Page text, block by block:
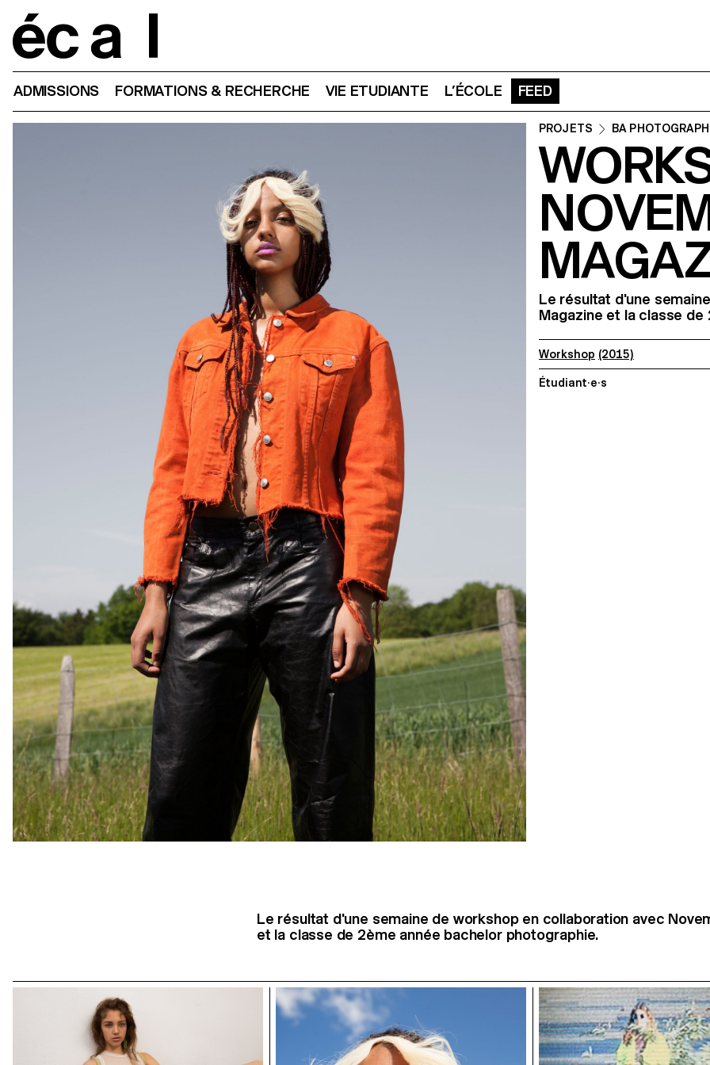
ADMISSIONS FORMATIONS & RECHERCHE VIE ETUDIANTE L’ÉCOLE FEED
PROJETS BA
Le résultat d'une
Magazine et la classe
Workshop (2015)
Étudiant·e·s
Le résultat d'une semaine de workshop en collaboration avec
et la classe de 2ème année bachelor photographie.